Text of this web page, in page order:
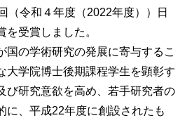
（令和４年度（2022年度））日
受賞しました。
国の学術研究の発展に寄与するこ
大学院博士後期課程学生を顕彰す
び研究意欲を高め、若手研究者の
に、平成22年度に創設されたも